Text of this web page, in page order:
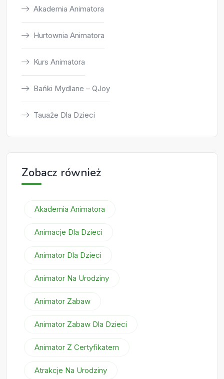
Akademia Animatora
Hurtownia Animatora
Kurs Animatora
Bańki Mydlane – QJoy
Tauaże Dla Dzieci
Zobacz również
Akademia Animatora
Animacje Dla Dzieci
Animator Dla Dzieci
Animator Na Urodziny
Animator Zabaw
Animator Zabaw Dla Dzieci
Animator Z Certyfikatem
Atrakcje Na Urodziny